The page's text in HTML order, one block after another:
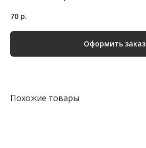
70 р.
Оформить заказ
Похожие товары